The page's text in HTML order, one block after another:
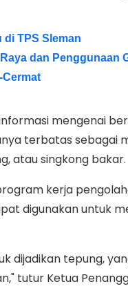
di TPS Sleman
dan Penggunaan
Cermat
mengenai
terbatas sebagai
atau singkong bakar.
kerja
digunakan untuk
dijadikan tepung,
tutur Ketua